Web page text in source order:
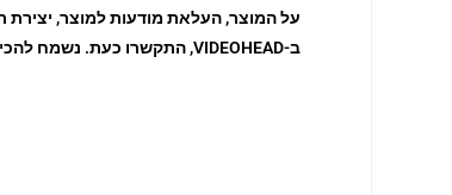
על המוצר, העלאת מודעות למוצר,
ב-VIDEOHEAD, התקשרו כעת. נשמח להכיר! –